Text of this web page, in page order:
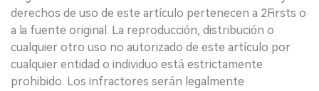
derechos de uso de este artículo pertenecen a 2Firsts o
a la fuente original. La reproducción, distribución o
cualquier otro uso no autorizado de este artículo por
cualquier entidad o individuo está estrictamente
prohibido. Los infractores serán legalmente